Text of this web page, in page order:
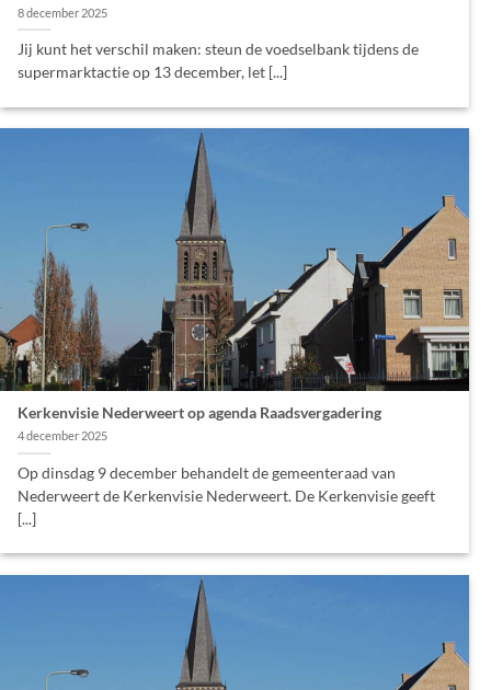
8 december 2025
Jij kunt het verschil maken: steun de voedselbank tijdens de
supermarktactie op 13 december, let [...]
Kerkenvisie Nederweert op agenda Raadsvergadering
4 december 2025
Op dinsdag 9 december behandelt de gemeenteraad van
Nederweert de Kerkenvisie Nederweert. De Kerkenvisie geeft
[...]